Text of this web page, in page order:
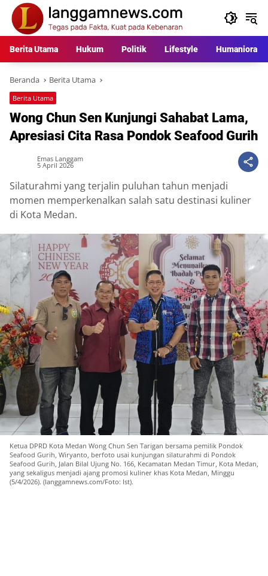
Langsung
konten
Berita Utama Hukum Politik Lifestyle Humaniora
Beranda Berita Utama
Berita Utama
Wong Chun Sen Kunjungi Sahabat Lama,
Apresiasi Cita Rasa Pondok Seafood Gurih
Emas Langgam
5 April 2026
Silaturahmi yang terjalin puluhan tahun menjadi
momen memperkenalkan salah satu destinasi kuliner
di Kota Medan.
Ketua DPRD Kota Medan Wong Chun Sen Tarigan bersama pemilik Pondok
Seafood Gurih, Wiryanto, berfoto usai kunjungan silaturahmi di Pondok
Seafood Gurih, Jalan Bilal Ujung No. 166, Kecamatan Medan Timur, Kota Medan,
yang sekaligus menjadi ajang promosi kuliner khas Kota Medan, Minggu
(5/4/2026). (langgamnews.com/Foto: Ist).